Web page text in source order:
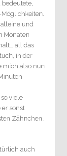
und
Monaten
all das
in der
mich also nun
viele
sonst
Zähnchen,
auch